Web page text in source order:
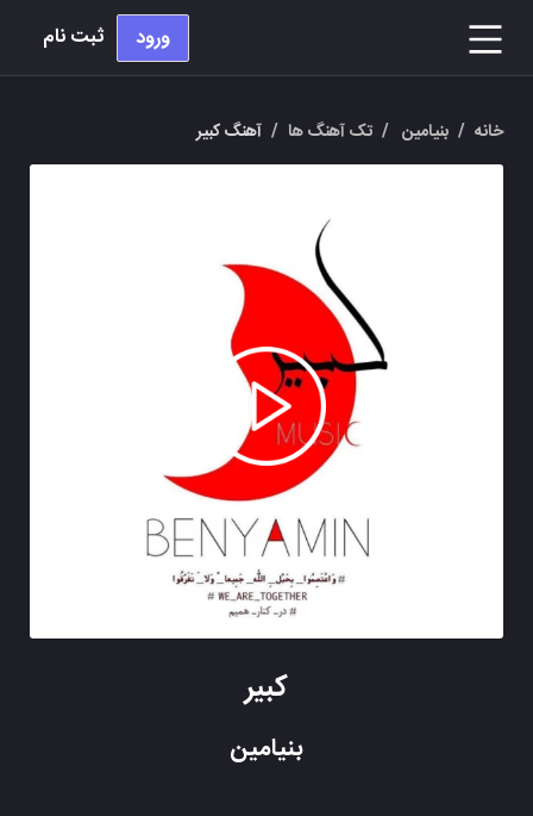
ورود ثبت نام
خانه / بنیامین / تک آهنگ ها / آهنگ کبیر
کبیر
بنیامین